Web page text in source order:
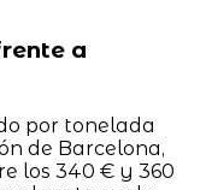
a
por tonelada
de Barcelona,
los 340 € y 360